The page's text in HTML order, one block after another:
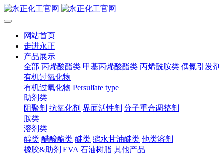
网站首页
走进永正
产品展示
全部 丙烯酸酯类 甲基丙烯酸酯类 丙烯酰胺类 偶氮引发剂
有机过氧化物
有机过氧化物 Persulfate type
助剂类
阻聚剂 抗氧化剂 界面活性剂 分子重合调整剂
胺类
溶剂类
醇类 醋酸酯类 醚类 缩水甘油醚类 他类溶剂
橡胶&助剂 EVA 石油树脂 其他产品